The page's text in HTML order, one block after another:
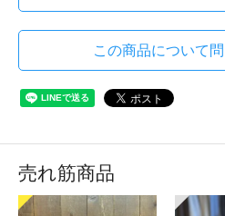
この商品について
売れ筋商品